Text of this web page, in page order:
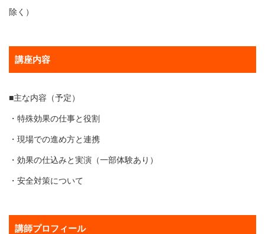
除く）
講座内容
■主な内容（予定）
・特殊効果の仕事と役割
・現場での進め方と連携
・効果の仕込みと実演（一部体験あり）
・安全対策について
講師プロフィール